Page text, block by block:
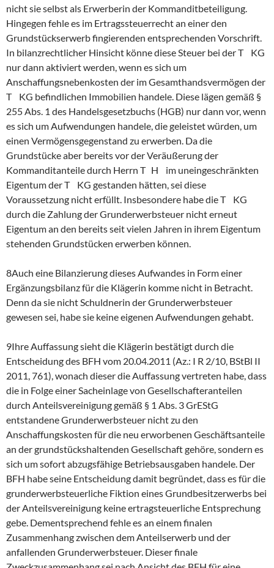
nicht sie selbst als Erwerberin der Kommanditbeteiligung.
Hingegen fehle es im Ertragssteuerrecht an einer den
Grundstückserwerb fingierenden entsprechenden Vorschrift.
In bilanzrechtlicher Hinsicht könne diese Steuer bei der T KG
nur dann aktiviert werden, wenn es sich um
Anschaffungsnebenkosten der im Gesamthandsvermögen der
T KG befindlichen Immobilien handele. Diese lägen gemäß §
255 Abs. 1 des Handelsgesetzbuchs (HGB) nur dann vor, wenn
es sich um Aufwendungen handele, die geleistet würden, um
einen Vermögensgegenstand zu erwerben. Da die
Grundstücke aber bereits vor der Veräußerung der
Kommanditanteile durch Herrn T H im uneingeschränkten
Eigentum der T KG gestanden hätten, sei diese
Voraussetzung nicht erfüllt. Insbesondere habe die T KG
durch die Zahlung der Grunderwerbsteuer nicht erneut
Eigentum an den bereits seit vielen Jahren in ihrem Eigentum
stehenden Grundstücken erwerben können.
8Auch eine Bilanzierung dieses Aufwandes in Form einer
Ergänzungsbilanz für die Klägerin komme nicht in Betracht.
Denn da sie nicht Schuldnerin der Grunderwerbsteuer
gewesen sei, habe sie keine eigenen Aufwendungen gehabt.
9Ihre Auffassung sieht die Klägerin bestätigt durch die
Entscheidung des BFH vom 20.04.2011 (Az.: I R 2/10, BStBl II
2011, 761), wonach dieser die Auffassung vertreten habe, dass
die in Folge einer Sacheinlage von Gesellschafteranteilen
durch Anteilsvereinigung gemäß § 1 Abs. 3 GrEStG
entstandene Grunderwerbsteuer nicht zu den
Anschaffungskosten für die neu erworbenen Geschäftsanteile
an der grundstückshaltenden Gesellschaft gehöre, sondern es
sich um sofort abzugsfähige Betriebsausgaben handele. Der
BFH habe seine Entscheidung damit begründet, dass es für die
grunderwerbsteuerliche Fiktion eines Grundbesitzerwerbs bei
der Anteilsvereinigung keine ertragsteuerliche Entsprechung
gebe. Dementsprechend fehle es an einem finalen
Zusammenhang zwischen dem Anteilserwerb und der
anfallenden Grunderwerbsteuer. Dieser finale